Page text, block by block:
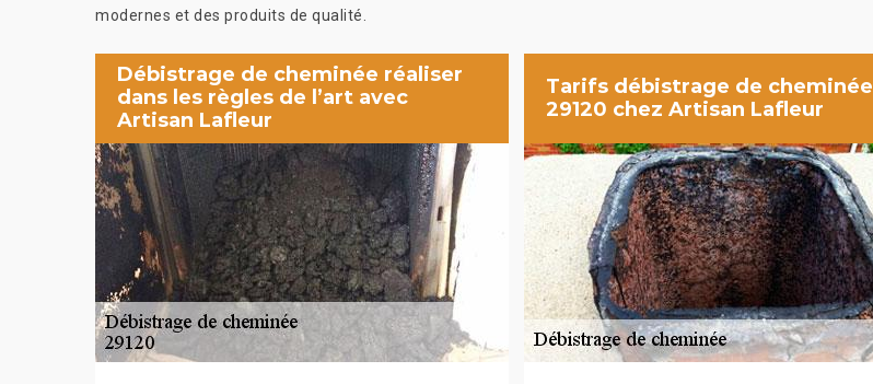
modernes et des produits de qualité.
Débistrage de cheminée réaliser
dans les règles de l’art avec
Artisan Lafleur
Tarifs débistrage de cheminée
29120 chez Artisan Lafleur